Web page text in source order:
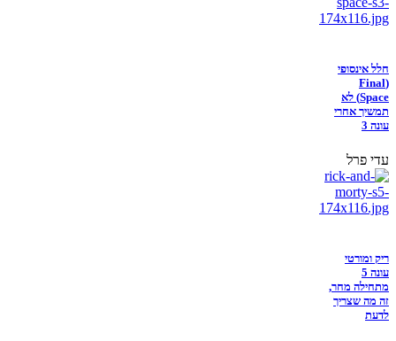
חלל אינסופי
(Final
Space) לא
תמשיך אחרי
עונה 3
עדי פרל
ריק ומורטי
עונה 5
מתחילה מחר,
זה מה שצריך
לדעת